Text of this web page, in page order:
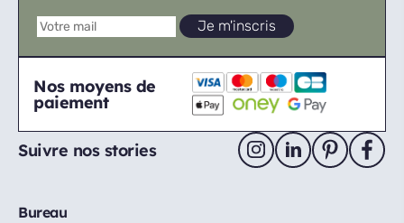
Nos moyens de
paiement
Suivre nos stories
Bureau